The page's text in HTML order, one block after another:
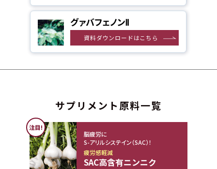
グァバフェノンⅡ
資料ダウンロードはこちら
サプリメント原料一覧
注目!
脳疲労に
S-アリルシステイン（SAC）！
疲労感軽減
SAC高含有ニンニク